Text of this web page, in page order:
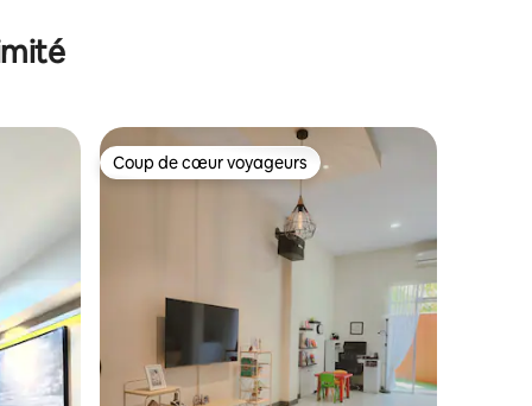
Coup de cœur voyageurs
Coup de cœur voyageurs